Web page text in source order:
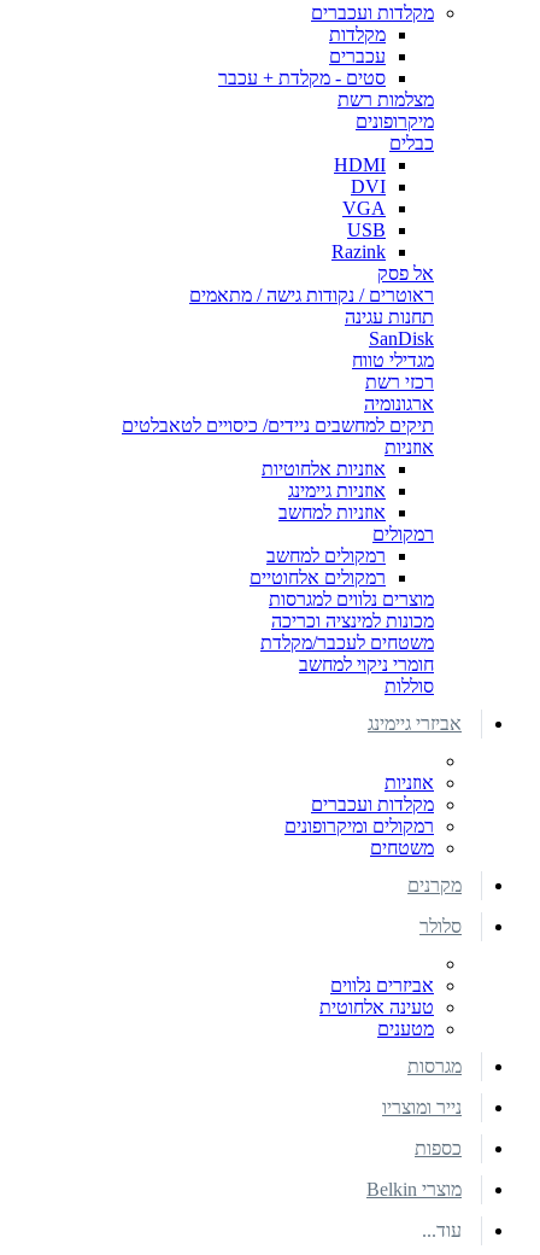
מקלדות ועכברים
מקלדות
עכברים
סטים - מקלדת + עכבר
מצלמות רשת
מיקרופונים
כבלים
HDMI
DVI
VGA
USB
Razink
אל פסק
ראוטרים / נקודות גישה / מתאמים
תחנות עגינה
SanDisk
מגדילי טווח
רכזי רשת
ארגונומיה
תיקים למחשבים ניידים/ כיסויים לטאבלטים
אוזניות
אוזניות אלחוטיות
אוזניות גיימינג
אוזניות למחשב
רמקולים
רמקולים למחשב
רמקולים אלחוטיים
מוצרים נלווים למגרסות
מכונות למינציה וכריכה
משטחים לעכבר/מקלדת
חומרי ניקוי למחשב
סוללות
אביזרי גיימינג
אוזניות
מקלדות ועכברים
רמקולים ומיקרופונים
משטחים
מקרנים
סלולר
אביזרים נלווים
טעינה אלחוטית
מטענים
מגרסות
נייר ומוצריו
כספות
מוצרי Belkin
עוד...